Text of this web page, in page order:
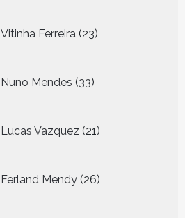
Vitinha Ferreira 23
producten
Nuno Mendes 33
producten
Lucas Vazquez 21
producten
Ferland Mendy 26
producten